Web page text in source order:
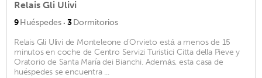
Relais Gli Ulivi
9Huéspedes · 3Dormitorios
Relais Gli Ulivi de Monteleone d'Orvieto está a menos de 15
minutos en coche de Centro Servizi Turistici Citta della Pieve y
Oratorio de Santa María dei Bianchi. Además, esta casa de
huéspedes se encuentra ...